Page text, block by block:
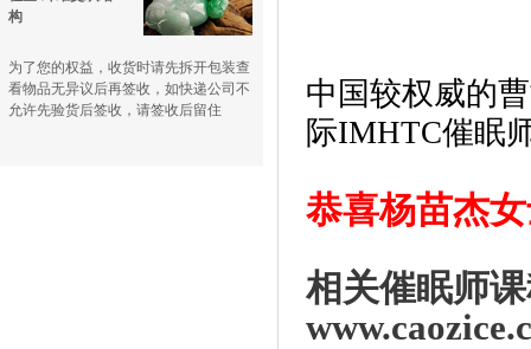
构
为了您的权益，收货时请先拆开包装查
看物品无异议后再签收，如快递公司不
允许先验货后签收，请签收后留住
中国较权威的
际IMHTC催眠
恭喜杨苗杰
相关催眠师